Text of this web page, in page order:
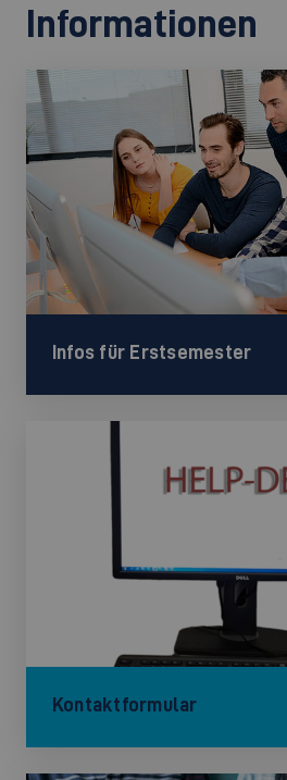
Informationen
Infos für Erstsemester
Kontaktformular